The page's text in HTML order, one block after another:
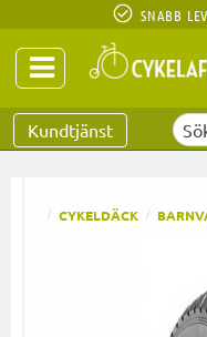
SNABB
Kundtjänst
CYKELDÄCK